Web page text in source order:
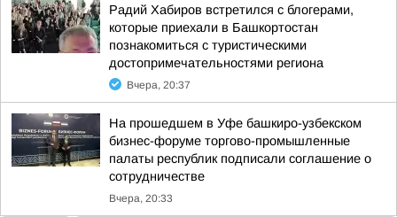
Радий Хабиров встретился с блогерами,
которые приехали в Башкортостан
познакомиться с туристическими
достопримечательностями региона
Вчера, 20:37
На прошедшем в Уфе башкиро-узбекском
бизнес-форуме торгово-промышленные
палаты республик подписали соглашение о
сотрудничестве
Вчера, 20:33